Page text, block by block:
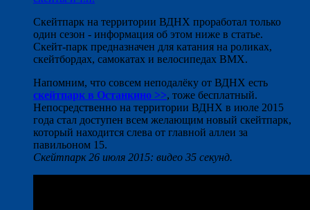
Скейтпарк на территории ВДНХ проработал только
один сезон - информация об этом ниже в статье.
Скейт-парк предназначен для катания на роликах,
скейтбордах, самокатах и велосипедах BMX.
Напомним, что совсем неподалёку от ВДНХ есть
скейтпарк в Останкино >>, тоже бесплатный.
Непосредственно на территории ВДНХ в июле 2015
года стал доступен всем желающим новый скейтпарк,
который находится слева от главной аллеи за
павильоном 15.
Скейтпарк 26 июля 2015: видео 35 секунд.